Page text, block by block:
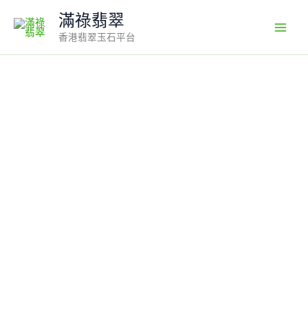
content
滿祿翡翠
香港翡翠玉石平台